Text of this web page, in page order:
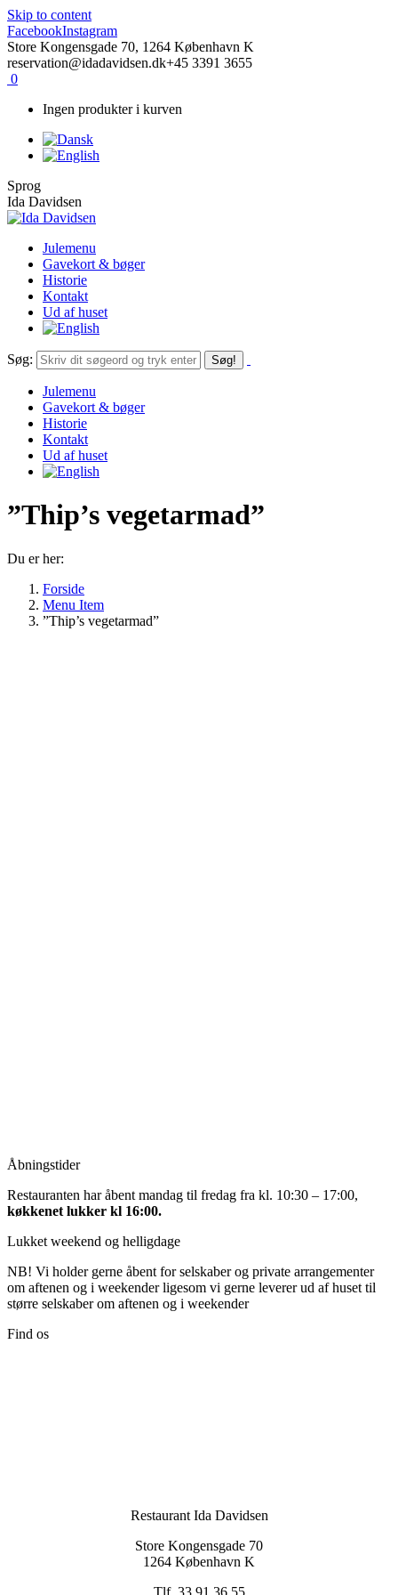
Skip to content
FacebookInstagram
Store Kongensgade 70, 1264 København K
reservation@idadavidsen.dk+45 3391 3655
0
Ingen produkter i kurven
Sprog
Ida Davidsen
Julemenu
Gavekort & bøger
Historie
Kontakt
Ud af huset
Søg:
Julemenu
Gavekort & bøger
Historie
Kontakt
Ud af huset
”Thip’s vegetarmad”
Du er her:
Forside
Menu Item
”Thip’s vegetarmad”
Åbningstider
Restauranten har åbent mandag til fredag fra kl. 10:30 – 17:00,
køkkenet lukker kl 16:00.
Lukket weekend og helligdage
NB! Vi holder gerne åbent for selskaber og private arrangementer
om aftenen og i weekender ligesom vi gerne leverer ud af huset til
større selskaber om aftenen og i weekender
Find os
Restaurant Ida Davidsen
Store Kongensgade 70
1264 København K